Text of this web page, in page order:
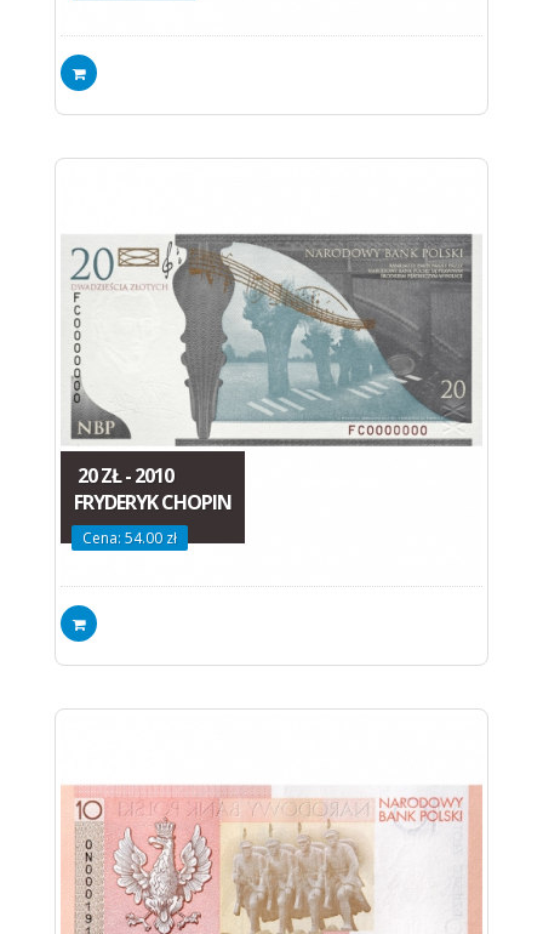
20 ZŁ - 2010
FRYDERYK CHOPIN
Cena: 54.00 zł